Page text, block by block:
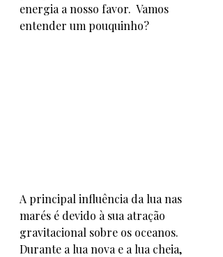
energia a nosso favor.  Vamos
entender um pouquinho?
A principal influência da lua nas
marés é devido à sua atração
gravitacional sobre os oceanos.
Durante a lua nova e a lua cheia,